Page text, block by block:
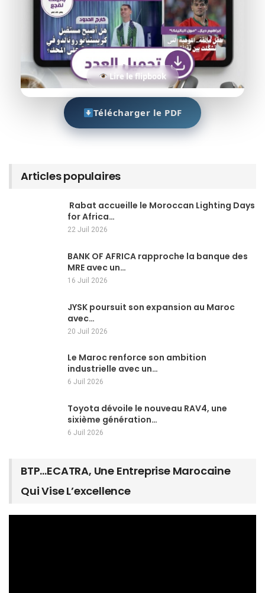
Lire le flipbook
Télécharger le PDF
Articles populaires
Rabat accueille le Moroccan Lighting Days
for Africa…
22 Juil 2026
BANK OF AFRICA rapproche la banque des
MRE avec un…
16 Juil 2026
JYSK poursuit son expansion au Maroc
avec…
20 Juil 2026
Le Maroc renforce son ambition
industrielle avec un…
6 Juil 2026
Toyota dévoile le nouveau RAV4, une
sixième génération…
6 Juil 2026
BTP…ECATRA, Une Entreprise Marocaine
Qui Vise L’excellence